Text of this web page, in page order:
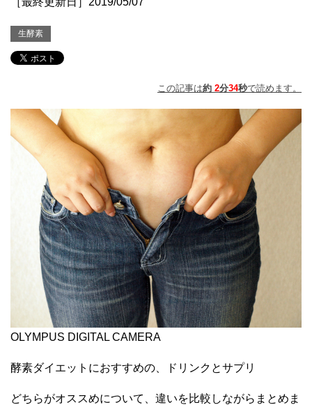
生酵素
この記事は約 2分34秒で読めます。
OLYMPUS DIGITAL CAMERA
酵素ダイエットにおすすめの、ドリンクとサプリ
どちらがオススめについて、違いを比較しながらまとめま